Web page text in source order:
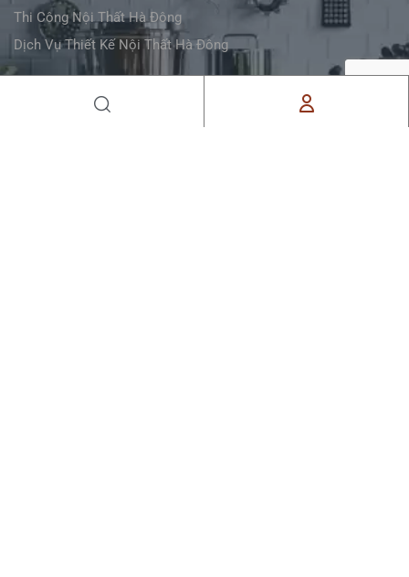
Thi Công Nội Thất Hà Đông
Dịch Vụ Thiết Kế Nội Thất Hà Đông
LIKE FACEBOOK